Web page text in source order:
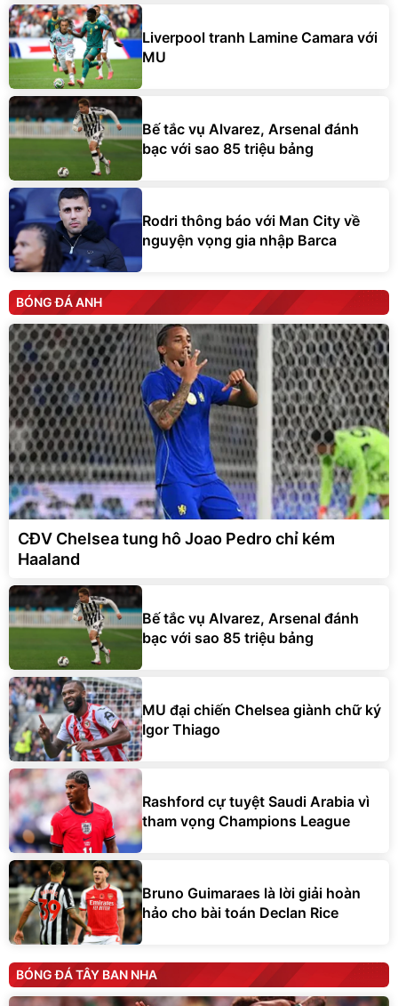
Liverpool tranh Lamine Camara với
MU
Bế tắc vụ Alvarez, Arsenal đánh
bạc với sao 85 triệu bảng
Rodri thông báo với Man City về
nguyện vọng gia nhập Barca
BÓNG ĐÁ ANH
CĐV Chelsea tung hô Joao Pedro chỉ kém
Haaland
Bế tắc vụ Alvarez, Arsenal đánh
bạc với sao 85 triệu bảng
MU đại chiến Chelsea giành chữ ký
Igor Thiago
Rashford cự tuyệt Saudi Arabia vì
tham vọng Champions League
Bruno Guimaraes là lời giải hoàn
hảo cho bài toán Declan Rice
BÓNG ĐÁ TÂY BAN NHA